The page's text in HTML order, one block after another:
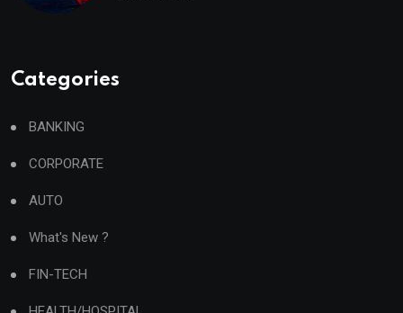
Categories
BANKING
CORPORATE
AUTO
What's New ?
FIN-TECH